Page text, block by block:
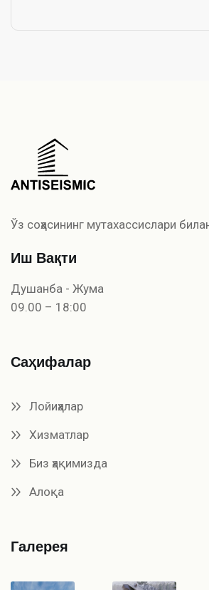
Ўз соҳасининг мутахассислари
Иш Вақти
Душанба - Жума
09.00 – 18:00
Саҳифалар
Лойиҳалар
Хизматлар
Биз ҳақимизда
Алоқа
Галерея